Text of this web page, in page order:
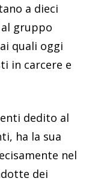
a dieci
gruppo
quali oggi
in carcere e
dedito al
ha la sua
nel
dei